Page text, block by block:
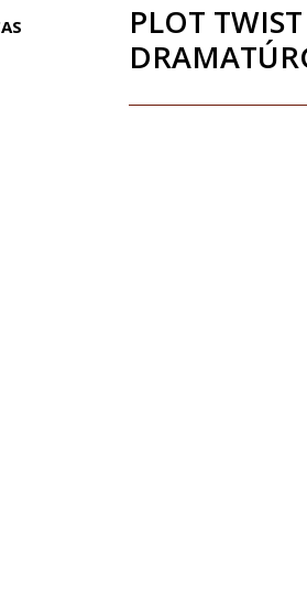
PLOT